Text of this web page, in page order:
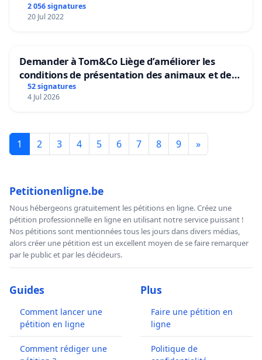
2 056 signatures
20 Jul 2022
Demander à Tom&Co Liège d’améliorer les
conditions de présentation des animaux et de
mettre fin à la vente d’animaux en magasin
52 signatures
4 Jul 2026
1 2 3 4 5 6 7 8 9 »
Petitionenligne.be
Nous hébergeons gratuitement les pétitions en ligne. Créez une
pétition professionnelle en ligne en utilisant notre service puissant !
Nos pétitions sont mentionnées tous les jours dans divers médias,
alors créer une pétition est un excellent moyen de se faire remarquer
par le public et par les décideurs.
Guides
Comment lancer une
pétition en ligne
Comment rédiger une
Plus
Faire une pétition en
ligne
Politique de